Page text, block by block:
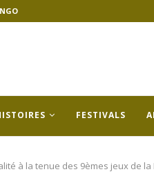
FESTIVALS
à la tenue des 9èmes jeux de la